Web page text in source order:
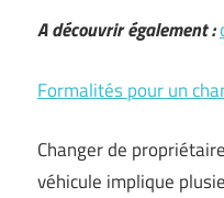
A découvrir également :
Formalités pour un
Changer de
véhicule implique